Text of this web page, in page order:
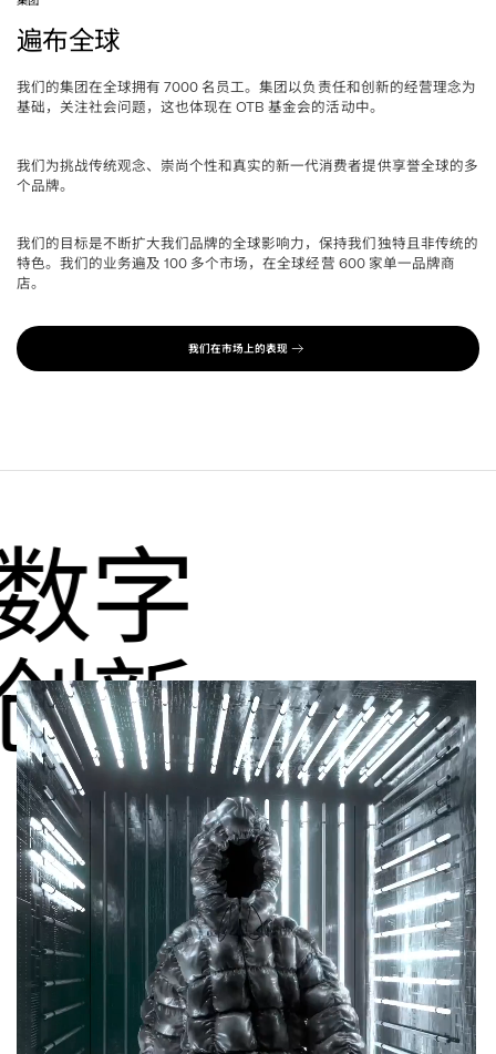
遍布全球
我们的集团在全球拥有 7000 名员工。集团以负责任和创新的经营理念为
基础，关注社会问题，这也体现在 OTB 基金会的活动中。
我们为挑战传统观念、崇尚个性和真实的新一代消费者提供享誉全球的多
个品牌。
我们的目标是不断扩大我们品牌的全球影响力，保持我们独特且非传统的
特色。我们的业务遍及 100 多个市场，在全球经营 600 家单一品牌商
店。
我们在市场上的表现
字
新